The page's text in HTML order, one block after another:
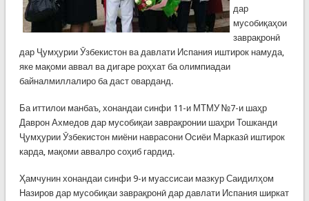
дар
мусобиқаҳои
заврақронӣ
дар Ҷумҳурии Ӯзбекистон ва давлати Испания иштирок намуда,
яке мақоми аввал ва дигаре роҳхат ба олимпиадаи
байналмиллалиро ба даст оварданд.
Ба иттилои манбаъ, хонандаи синфи 11-и МТМУ №7-и шаҳр
Даврон Ахмедов дар мусобиқаи заврақронии шаҳри Тошканди
Ҷумҳурии Ӯзбекистон миёни наврасони Осиёи Марказӣ иштирок
карда, мақоми аввалро соҳиб гардид.
Ҳамчунин хонандаи синфи 9-и муассисаи мазкур Саидилҳом
Назиров дар мусобиқаи заврақронӣ дар давлати Испания ширкат